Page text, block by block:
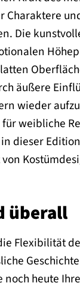
Charaktere
Die
äußere
wieder
weibliche
dieser
überall
Flexibilität
heute